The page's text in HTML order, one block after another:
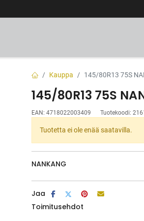
Kauppa 145/80R13 75S
145/80R13 75S
EAN: 4718022003409 Tuotekoodi:
Tuotetta ei ole enää saatavilla.
NANKANG
Jaa
Toimitusehdot